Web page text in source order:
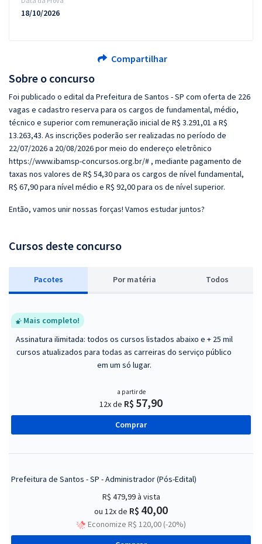
Sobre o concurso
Foi publicado o edital da Prefeitura de Santos - SP com oferta de 226
vagas e cadastro reserva para os cargos de fundamental, médio,
técnico e superior com remuneração inicial de R$ 3.291,01 a R$
13.263,43. As inscrições poderão ser realizadas no período de
22/07/2026 a 20/08/2026 por meio do endereço eletrônico
https://www.ibamsp-concursos.org.br/# , mediante pagamento de
taxas nos valores de R$ 54,30 para os cargos de nível fundamental,
R$ 67,90 para nível médio e R$ 92,00 para os de nível superior.
Então, vamos unir nossas forças! Vamos estudar juntos?
Cursos deste concurso
Pacotes Por matéria Todos
Mais completo!
Assinatura ilimitada: todos os cursos listados abaixo e + 25 mil
cursos atualizados para todas as carreiras do serviço público
em um só lugar.
a partir de
12x de R$ 57,90
Comprar
Prefeitura de Santos - SP - Administrador (Pós-Edital)
R$ 479,99à vista
ou 12x de R$ 40,00
Economize R$ 120,00 (-20%)
18/10/2026
Compartilhar